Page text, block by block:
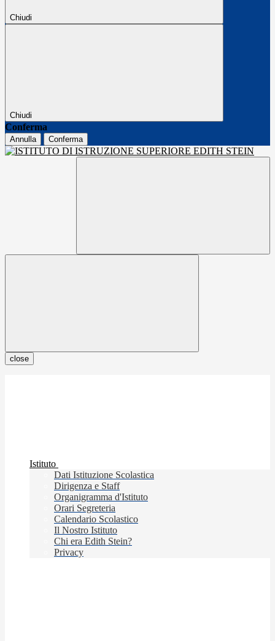
Chiudi
Chiudi
Conferma
Annulla Conferma
close
Istituto
Dati Istituzione Scolastica
Dirigenza e Staff
Organigramma d'Istituto
Orari Segreteria
Calendario Scolastico
Il Nostro Istituto
Chi era Edith Stein?
Privacy